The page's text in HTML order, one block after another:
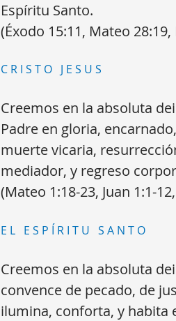
Espíritu Santo.
(Éxodo 15:11, Mateo
CRISTO JESUS
Creemos en la absoluta
Padre en gloria,
muerte vicaria,
mediador, y regreso
(Mateo 1:18-23, Juan 1:1-
EL ESPÍRITU SANTO
Creemos en la absoluta
convence de pecado, de
ilumina, conforta, y habita